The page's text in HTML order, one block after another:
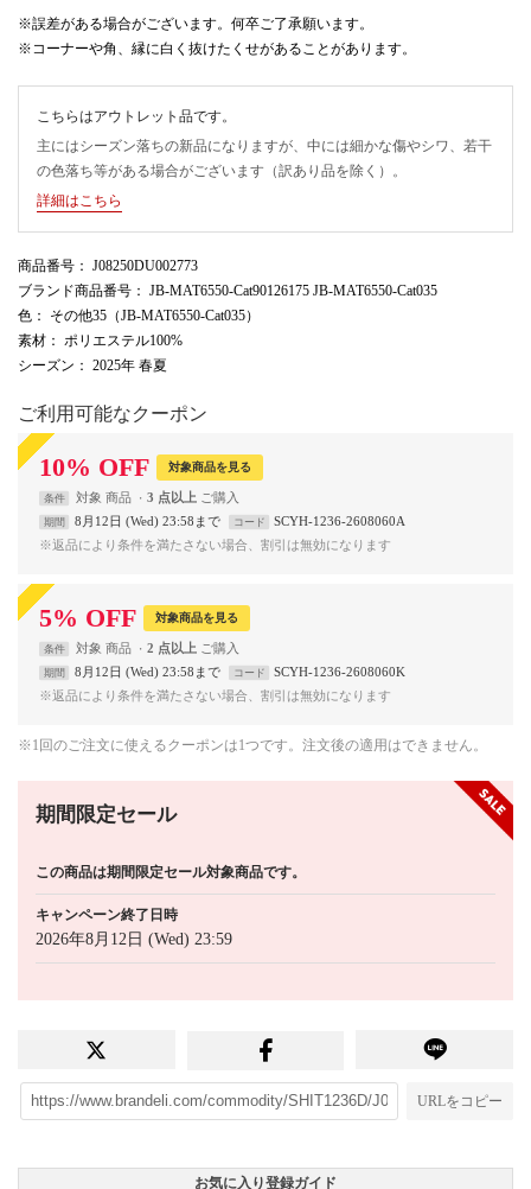
※誤差がある場合がございます。何卒ご了承願います。
※コーナーや角、縁に白く抜けたくせがあることがあります。
こちらはアウトレット品です。
主にはシーズン落ちの新品になりますが、中には細かな傷やシワ、若干
の色落ち等がある場合がございます（訳あり品を除く）。
詳細はこちら
商品番号 ： J08250DU002773
ブランド商品番号 ： JB-MAT6550-Cat90126175 JB-MAT6550-Cat035
色 ： その他35（JB-MAT6550-Cat035）
素材 ： ポリエステル100%
シーズン ： 2025年 春夏
ご利用可能なクーポン
10% OFF 対象商品を見る
条件 対象 商品 3 点以上
期間 8月12日 (Wed) 23:58まで コード
SCYH-1236-2608060A
※返品により条件を満たさない場合、割引は無効になります
5% OFF 対象商品を見る
条件 対象 商品 2 点以上
期間 8月12日 (Wed) 23:58まで コード
SCYH-1236-2608060K
※返品により条件を満たさない場合、割引は無効になります
※1回のご注文に使えるクーポンは1つです。注文後の適用はできません。
期間限定セール
この商品は期間限定セール対象商品です。
キャンペーン終了日時
2026年8月12日 (Wed) 23:59
URLをコピー
お気に入り登録ガイド